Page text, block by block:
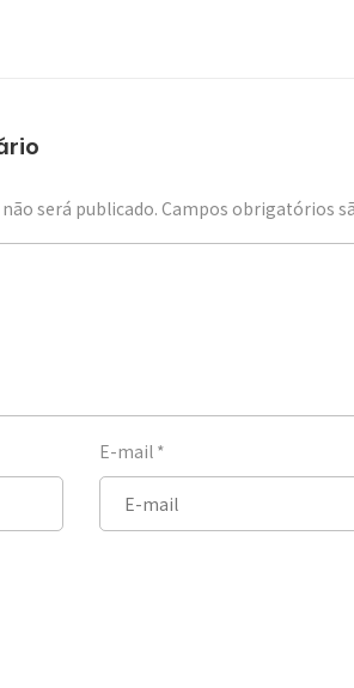
será publicado. Campos obrigatórios
E-mail *